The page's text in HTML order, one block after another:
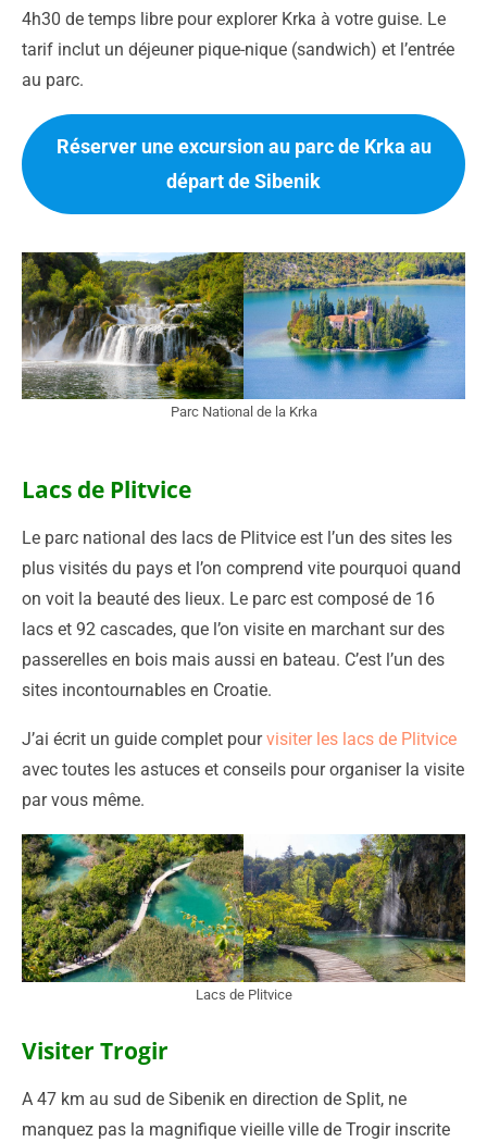
4h30 de temps libre pour explorer Krka à votre guise. Le
tarif inclut un déjeuner pique-nique (sandwich) et l’entrée
au parc.
Réserver une excursion au parc de Krka au
départ de Sibenik
Parc National de la Krka
Lacs de Plitvice
Le parc national des lacs de Plitvice est l’un des sites les
plus visités du pays et l’on comprend vite pourquoi quand
on voit la beauté des lieux. Le parc est composé de 16
lacs et 92 cascades, que l’on visite en marchant sur des
passerelles en bois mais aussi en bateau. C’est l’un des
sites incontournables en Croatie.
J’ai écrit un guide complet pourvisiter les lacs de Plitvice
avec toutes les astuces et conseils pour organiser la visite
par vous même.
Lacs de Plitvice
Visiter Trogir
A 47 km au sud de Sibenik en direction de Split, ne
manquez pas la magnifique vieille ville de Trogir inscrite